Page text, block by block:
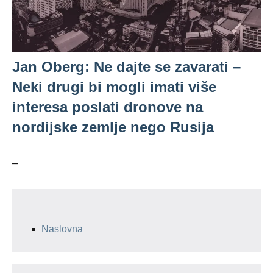
Jan Oberg: Ne dajte se zavarati –
Neki drugi bi mogli imati više
interesa poslati dronove na
nordijske zemlje nego Rusija
–
Naslovna